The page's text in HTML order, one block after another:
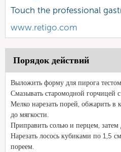
Touch the professional
www.retigo.com
Порядок действий
Выложить форму для пирога
Смазывать старомодной горчицей
Мелко нарезать порей, обжарить в
до мягкости.
Приправить солью и перцем, затем
Нарезать лосось кубиками по 1,5
пореем.